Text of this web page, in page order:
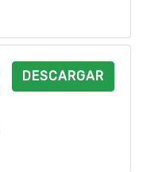
DESCARGAR